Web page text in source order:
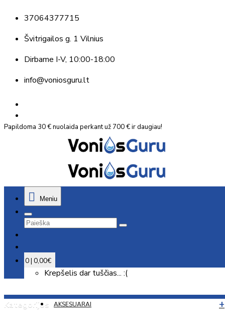
37064377715
Švitrigailos g. 1 Vilnius
Dirbame I-V, 10:00-18:00
info@voniosguru.lt
Papildoma 30 € nuolaida perkant už 700 € ir daugiau!
Meniu
0 | 0,00€
Krepšelis dar tuščias... :(
Kategorijos AKSESUARAI